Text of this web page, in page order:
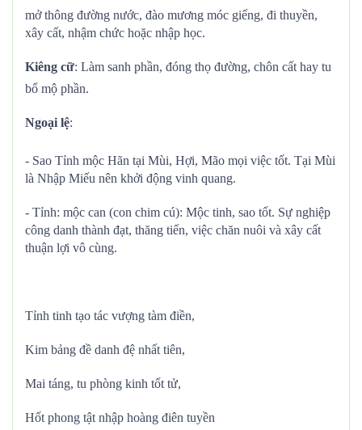
mở thông đường nước, đào mương móc giếng, đi thuyền,
xây cất, nhậm chức hoặc nhập học.
Kiêng cữ: Làm sanh phần, đóng thọ đường, chôn cất hay tu
bổ mộ phần.
Ngoại lệ:
- Sao Tỉnh mộc Hãn tại Mùi, Hợi, Mão mọi việc tốt. Tại Mùi
là Nhập Miếu nên khởi động vinh quang.
- Tỉnh: mộc can (con chim cú): Mộc tinh, sao tốt. Sự nghiệp
công danh thành đạt, thăng tiến, việc chăn nuôi và xây cất
thuận lợi vô cùng.
Tỉnh tinh tạo tác vượng tàm điền,
Kim bảng đề danh đệ nhất tiên,
Mai táng, tu phòng kinh tốt tử,
Hốt phong tật nhập hoàng điên tuyền